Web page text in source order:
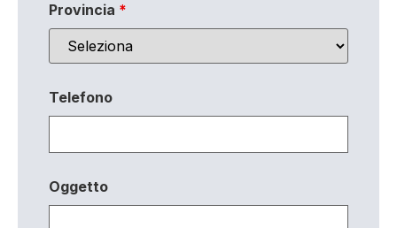
Provincia *
Telefono
Oggetto